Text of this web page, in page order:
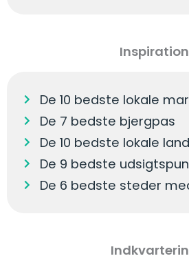
Inspiration
De 10 bedste lokale
De 7 bedste bjergpas
De 10 bedste lokale
De 9 bedste
De 6 bedste steder